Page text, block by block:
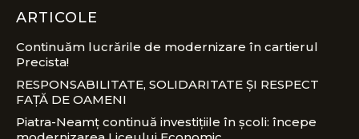
ARTICOLE
Continuăm lucrările de modernizare în cartierul
Precista!
RESPONSABILITATE, SOLIDARITATE ȘI RESPECT
FAȚĂ DE OAMENI
Piatra-Neamț continuă investițiile în școli: începe